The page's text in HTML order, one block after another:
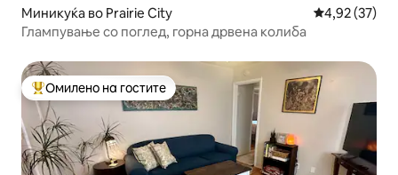
Миникуќа во Prairie City Просечна
4,92 (37)
Глампување со поглед, горна дрвена колиба
Меѓу најуспешните „Омилени на гостите“
Омилено на гостите